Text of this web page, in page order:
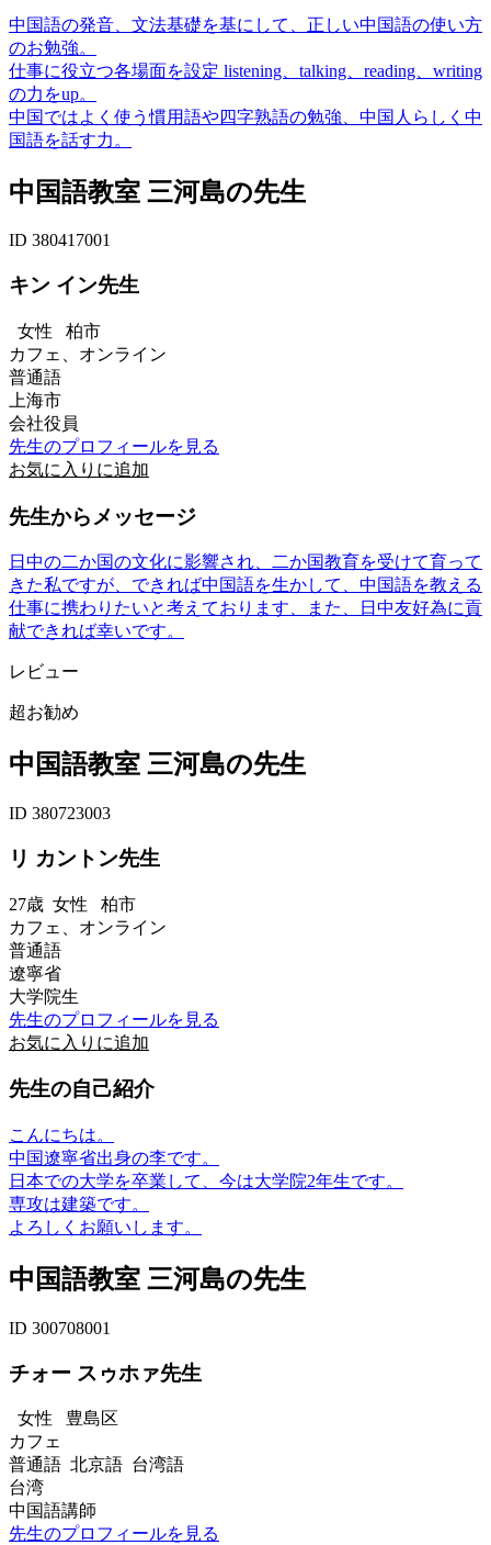
中国語の発音、文法基礎を基にして、正しい中国語の使い方
のお勉強。
仕事に役立つ各場面を設定 listening、talking、reading、writing
の力をup。
中国ではよく使う慣用語や四字熟語の勉強、中国人らしく中
国語を話す力。
中国語教室 三河島の先生
ID 380417001
キン イン先生
女性 柏市
カフェ、オンライン
普通語
上海市
会社役員
先生のプロフィールを見る
お気に入りに追加
先生からメッセージ
日中の二か国の文化に影響され、二か国教育を受けて育って
きた私ですが、できれば中国語を生かして、中国語を教える
仕事に携わりたいと考えております、また、日中友好為に貢
献できれば幸いです。
レビュー
超お勧め
中国語教室 三河島の先生
ID 380723003
リ カントン先生
27歳 女性 柏市
カフェ、オンライン
普通語
遼寧省
大学院生
先生のプロフィールを見る
お気に入りに追加
先生の自己紹介
こんにちは。
中国遼寧省出身の李です。
日本での大学を卒業して、今は大学院2年生です。
専攻は建築です。
よろしくお願いします。
中国語教室 三河島の先生
ID 300708001
チォー スゥホァ先生
女性 豊島区
カフェ
普通語 北京語 台湾語
台湾
中国語講師
先生のプロフィールを見る